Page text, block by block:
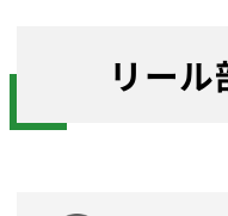
リー